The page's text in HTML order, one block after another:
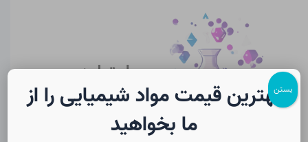
سایت لرن
شیمی
بهترین قیمت مواد شیمیایی را از
ما بخواهید
بستن